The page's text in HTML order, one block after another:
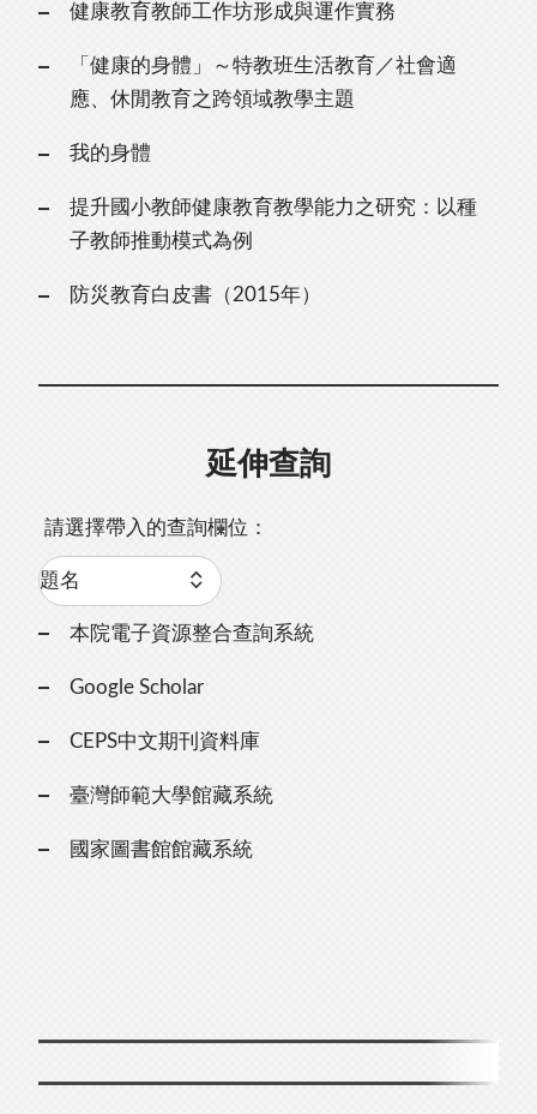
健康教育教師工作坊形成與運作實務
「健康的身體」～特教班生活教育／社會適
應、休閒教育之跨領域教學主題
我的身體
提升國小教師健康教育教學能力之研究：以種
子教師推動模式為例
防災教育白皮書（2015年）
延伸查詢
請選擇帶入的查詢欄位：
本院電子資源整合查詢系統
Google Scholar
CEPS中文期刊資料庫
臺灣師範大學館藏系統
國家圖書館館藏系統